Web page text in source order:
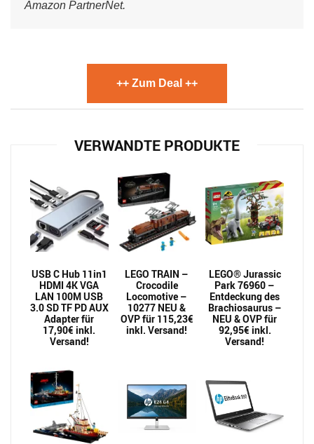
Amazon PartnerNet.
++ Zum Deal ++
VERWANDTE PRODUKTE
USB C Hub 11in1
HDMI 4K VGA
LAN 100M USB
3.0 SD TF PD AUX
Adapter für
17,90€ inkl.
Versand!
LEGO TRAIN –
Crocodile
Locomotive –
10277 NEU &
OVP für 115,23€
inkl. Versand!
LEGO® Jurassic
Park 76960 –
Entdeckung des
Brachiosaurus –
NEU & OVP für
92,95€ inkl.
Versand!